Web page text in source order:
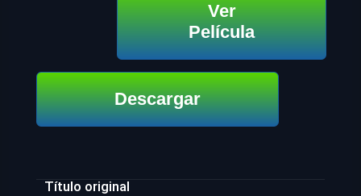
Ver
Película
Descargar
Título original